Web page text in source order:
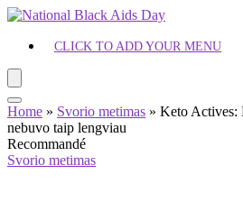
CLICK TO ADD YOUR MENU
Home » Svorio metimas » Keto Actives:
nebuvo taip lengviau
Recommandé
Svorio metimas